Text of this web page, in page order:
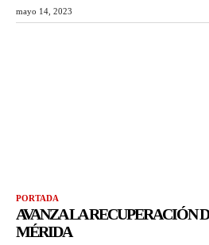
mayo 14, 2023
PORTADA
AVANZA LA RECUPERACIÓN
MÉRIDA